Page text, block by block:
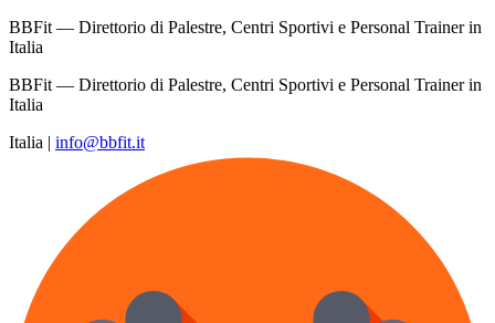
BBFit — Direttorio di Palestre, Centri Sportivi e Personal Trainer in
Italia
BBFit — Direttorio di Palestre, Centri Sportivi e Personal Trainer in
Italia
Italia | info@bbfit.it